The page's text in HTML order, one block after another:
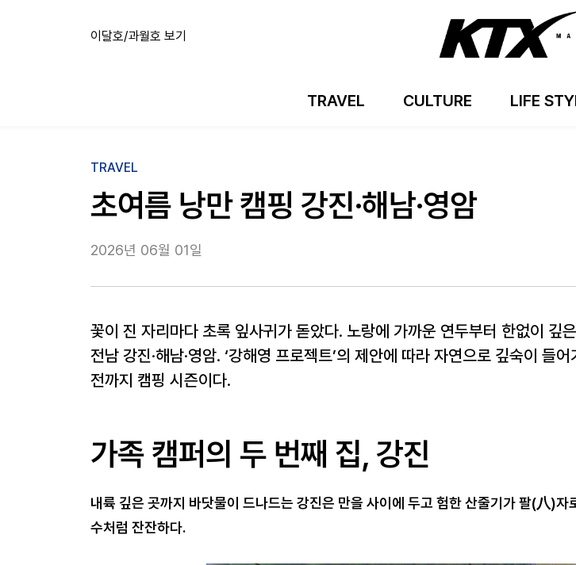
이달호/과월호 보기
TRAVEL CULTURE LIFE
TRAVEL
초여름 낭만 캠핑 강진·해남·영암
2026년 06월 01일
꽃이 진 자리마다 초록 잎사귀가 돋았다. 노랑에 가까운 연두부터 한없이 깊
전남 강진·해남·영암. ‘강해영 프로젝트’의 제안에 따라 자연으로 깊숙이 들
전까지 캠핑 시즌이다.
가족 캠퍼의 두 번째 집, 강진
내륙 깊은 곳까지 바닷물이 드나드는 강진은 만을 사이에 두고 험한 산줄기가 팔(八)
수처럼 잔잔하다.